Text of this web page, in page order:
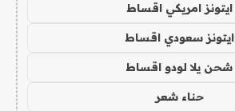
ايتونز امريكي اقساط
ايتونز سعودي اقساط
شحن يلا لودو اقساط
حناء شعر